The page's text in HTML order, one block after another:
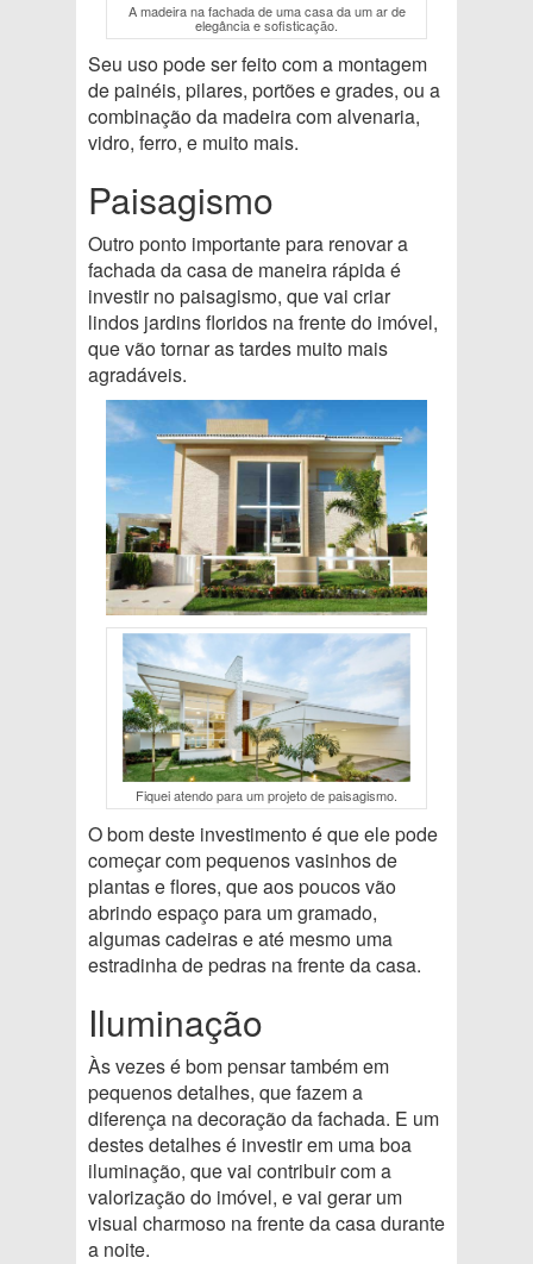
A madeira na fachada de uma casa da um ar de
elegância e sofisticação.
Seu uso pode ser feito com a montagem
de painéis, pilares, portões e grades, ou a
combinação da madeira com alvenaria,
vidro, ferro, e muito mais.
Paisagismo
Outro ponto importante para renovar a
fachada da casa de maneira rápida é
investir no paisagismo, que vai criar
lindos jardins floridos na frente do imóvel,
que vão tornar as tardes muito mais
agradáveis.
Fiquei atendo para um projeto de paisagismo.
O bom deste investimento é que ele pode
começar com pequenos vasinhos de
plantas e flores, que aos poucos vão
abrindo espaço para um gramado,
algumas cadeiras e até mesmo uma
estradinha de pedras na frente da casa.
Iluminação
Às vezes é bom pensar também em
pequenos detalhes, que fazem a
diferença na decoração da fachada. E um
destes detalhes é investir em uma boa
iluminação, que vai contribuir com a
valorização do imóvel, e vai gerar um
visual charmoso na frente da casa durante
a noite.